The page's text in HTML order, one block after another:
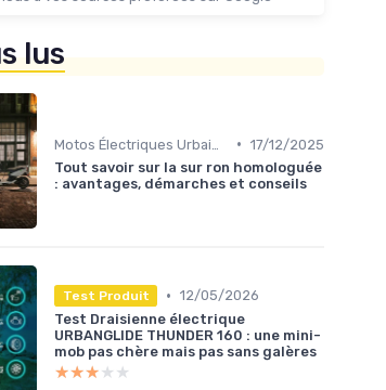
lus
• 17/12/2025
Tout savoir sur la sur ron homologuée
: avantages, démarches et conseils
Test Produit • 12/05/2026
Test Draisienne électrique
URBANGLIDE THUNDER 160 : une mini-
mob pas chère mais pas sans galères
★★★★★
★★★★★